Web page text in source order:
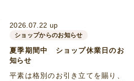
2026.07.22 up
ショップからのお知らせ
夏季期間中 ショップ休業日のお
知らせ
平素は格別のお引き立てを賜り、